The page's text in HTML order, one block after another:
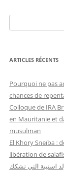
e
h
r
h
:
ARTICLES RÉCENTS
Pourquoi ne pas
chances de
Colloque de IRA
en Mauritanie et
musulman
El Khory Sneïba :
libération de
اسنيبة التي تشكك